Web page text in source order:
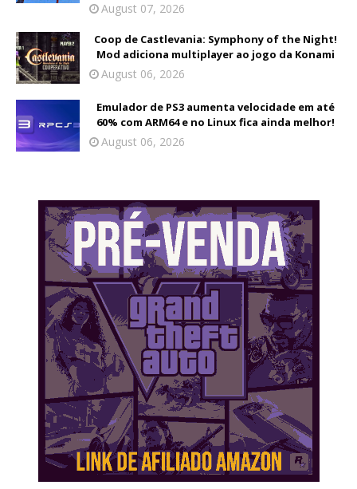
August 07, 2026
Coop de Castlevania: Symphony of the Night!
Mod adiciona multiplayer ao jogo da Konami
August 06, 2026
Emulador de PS3 aumenta velocidade em até
60% com ARM64 e no Linux fica ainda melhor!
August 06, 2026